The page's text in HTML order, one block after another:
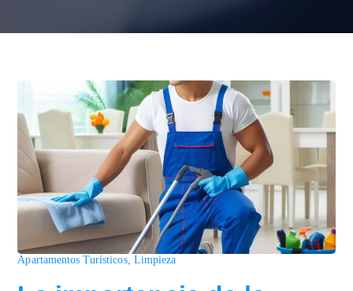
Apartamentos Turísticos, Limpieza